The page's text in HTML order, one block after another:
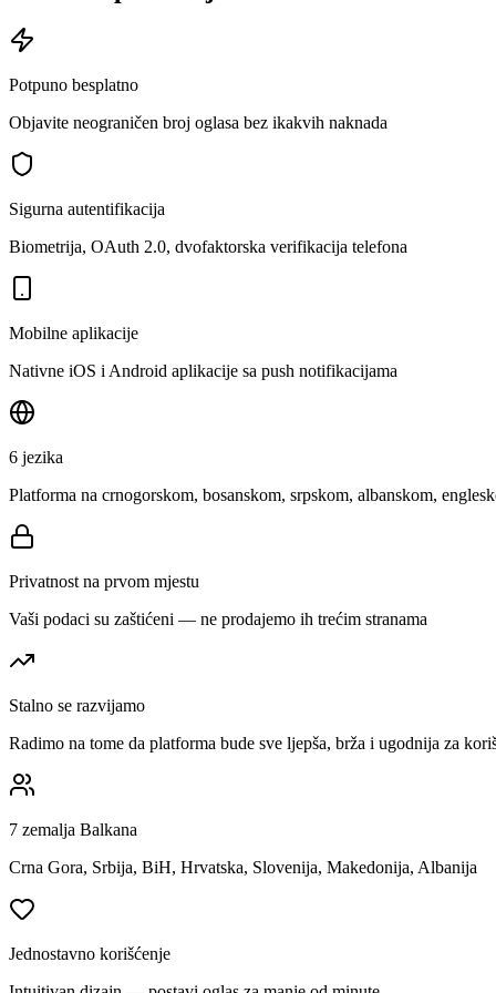
Potpuno besplatno
Objavite neograničen broj oglasa bez ikakvih naknada
Sigurna autentifikacija
Biometrija, OAuth 2.0, dvofaktorska verifikacija telefona
Mobilne aplikacije
Nativne iOS i Android aplikacije sa push notifikacijama
6 jezika
Platforma na crnogorskom, bosanskom, srpskom, albanskom,
Privatnost na prvom mjestu
Vaši podaci su zaštićeni — ne prodajemo ih trećim stranama
Stalno se razvijamo
Radimo na tome da platforma bude sve ljepša, brža i ugodnija za
7 zemalja Balkana
Crna Gora, Srbija, BiH, Hrvatska, Slovenija, Makedonija, Albanija
Jednostavno korišćenje